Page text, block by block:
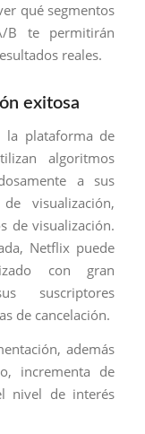
qué segmentos
B te permitirán
reales.
exitosa
la plataforma de
algoritmos
a sus
visualización,
de visualización.
Netflix puede
con gran
suscriptores
de cancelación.
además
incrementa de
nivel de interés